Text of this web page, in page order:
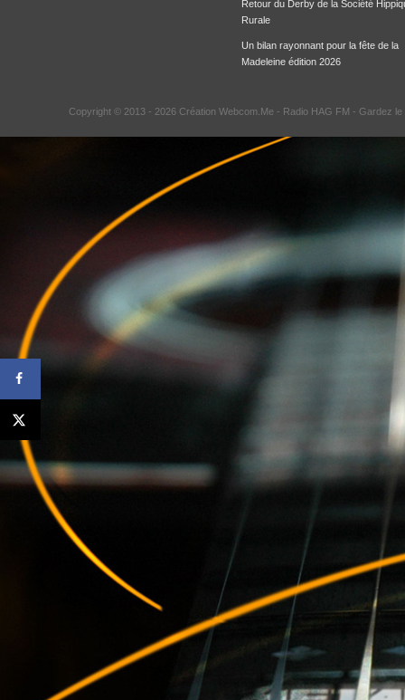
Retour du Derby de la Société
Rurale
Un bilan rayonnant pour la fête de la
Madeleine édition 2026
Copyright © 2013 - 2026 Création Webcom.Me - Radio HAG FM - Gardez le